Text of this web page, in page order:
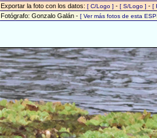
Exportar la foto con los datos: [ C/Logo ] - [ S/Logo ] - [
Fotógrafo: Gonzalo Galán - [ Ver más fotos de esta